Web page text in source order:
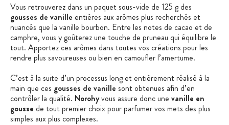
Vous retrouverez dans un paquet sous-vide de 125 g des
gousses de vanille entières aux arômes plus recherchés et
nuancés que la vanille bourbon. Entre les notes de cacao et de
camphre, vous y goûterez une touche de pruneau qui équilibre le
tout. Apportez ces arômes dans toutes vos créations pour les
rendre plus savoureuses ou bien en camoufler l’amertume.
C’est à la suite d’un processus long et entièrement réalisé à la
main que ces gousses de vanille sont obtenues afin d’en
contrôler la qualité. Norohyvous assure donc une vanille en
gousse de tout premier choix pour parfumer vos mets des plus
simples aux plus complexes.